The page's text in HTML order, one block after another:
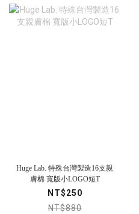
Huge Lab. 特殊台灣製造16支親
膚棉 寬版小LOGO短T
NT$250
NT$880